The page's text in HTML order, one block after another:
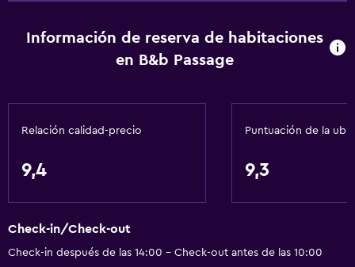
Información de reserva de habitaciones
en B&b Passage
Relación calidad-precio
9,4
Puntuación de la
9,3
Check-in/Check-out
Check-in después de las 14:00 - Check-out antes de las 10:00